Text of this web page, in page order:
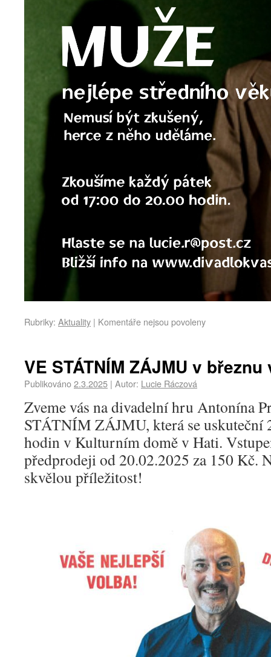
Rubriky: Aktuality | Komentáře nejsou povoleny
VE STÁTNÍM ZÁJMU v březnu
Publikováno2.3.2025 | Autor: Lucie Ráczová
Zveme vás na divadelní hru Antonína
STÁTNÍM ZÁJMU, která se uskuteční
hodin v Kulturním domě v Hati.
předprodeji od 20.02.2025 za 150 Kč.
skvělou příležitost!